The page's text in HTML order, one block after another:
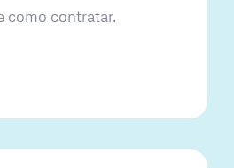
como contratar.